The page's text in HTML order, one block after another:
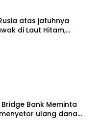
atas jatuhnya
di Laut Hitam,
Bridge Bank Meminta
ulang dana